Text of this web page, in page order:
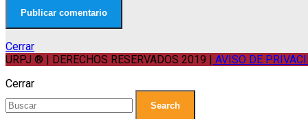
Cerrar
URPJ ® | DERECHOS RESERVADOS 2019 | AVISO DE
Cerrar
Search